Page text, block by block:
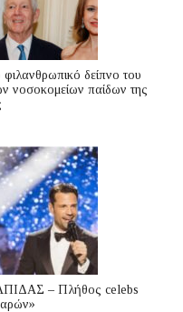
φιλανθρωπικό δείπνο του
νοσοκομείων παίδων της
– Πλήθος celebs